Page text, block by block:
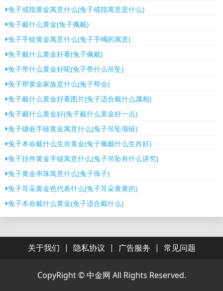
兔子戒指黄金寓意什么(兔子戒指寓意是什么)
兔子戴什么黄金(兔子佩戴)
兔子手链黄金寓意什么(兔子手镯的寓意)
兔子戴什么黄金好看(兔子佩戴)
兔子带什么黄金好呢(兔子带什么吊坠)
兔子帮黄金家族是什么(兔子帮会)
兔子戴什么黄金好看图片(兔子适合戴什么属相)
兔子戴什么黄金好(兔子戴什么黄金好一点)
兔子镶嵌手链黄金寓意什么(兔子吊坠项链)
兔子本命戴什么生肖黄金(兔子佩戴什么生肖好)
兔子挂件黄金手链寓意什么(兔子吊坠有什么讲究)
兔子黄金串珠寓意什么(兔子珠子)
兔子耳朵黄金色代表什么(兔子耳朵黄黄的)
兔子本命戴什么黄金(兔子适合戴什么)
关于我们 | 隐私协议 | 广告服务 | 常见问题
CopyRight © 中金网 All Rights Reserved.